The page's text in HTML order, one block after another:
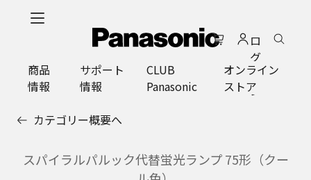
ロ
グ
イ
ン
商品
情報
サポート
情報
CLUB
Panasonic
オンライン
ストア
カテゴリー概要へ
スパイラルパルック代替蛍光ランプ 75形（クー